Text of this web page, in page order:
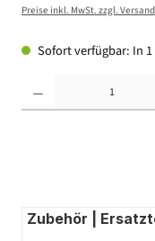
Preise inkl. MwSt. zzgl.
Sofort verfügbar: In
Zubehör |